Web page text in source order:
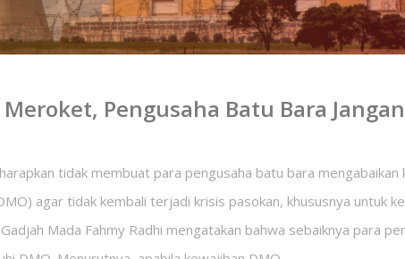
Pengusaha Batu Bara
tidak membuat para pengusaha batu bara
agar tidak kembali terjadi krisis pasokan, khususnya untuk
Mada Fahmy Radhi mengatakan bahwa sebaiknya para